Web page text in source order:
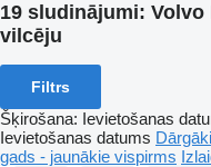
19 sludinājumi: Volvo
vilcēju
Filtrs
Šķirošana: Ievietošanas
Ievietošanas datums
gads - jaunākie vispirms